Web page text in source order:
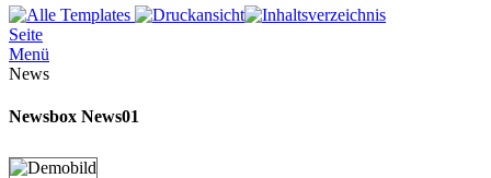
Seite
Menü
News
Newsbox News01